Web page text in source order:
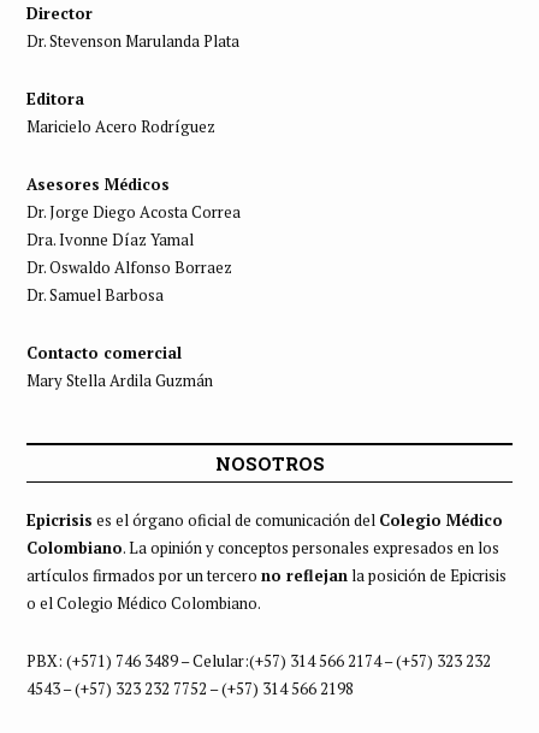
Director
Dr. Stevenson Marulanda Plata
Editora
Maricielo Acero Rodríguez
Asesores Médicos
Dr. Jorge Diego Acosta Correa
Dra. Ivonne Díaz Yamal
Dr. Oswaldo Alfonso Borraez
Dr. Samuel Barbosa
Contacto comercial
Mary Stella Ardila Guzmán
NOSOTROS
Epicrisis es el órgano oficial de comunicación del Colegio Médico
Colombiano. La opinión y conceptos personales expresados en los
artículos firmados por un tercero no reflejanla posición de Epicrisis
o el Colegio Médico Colombiano.
PBX: (+571) 746 3489 – Celular:(+57) 314 566 2174 – (+57) 323 232
4543 – (+57) 323 232 7752 – (+57) 314 566 2198